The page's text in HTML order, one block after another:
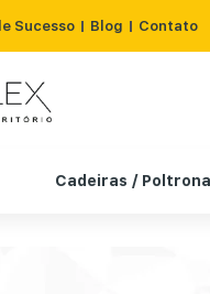
Sucesso Blog Contato
Cadeiras /